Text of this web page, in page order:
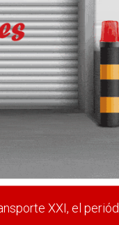
de euros para
del transporte y
*
XXI, el